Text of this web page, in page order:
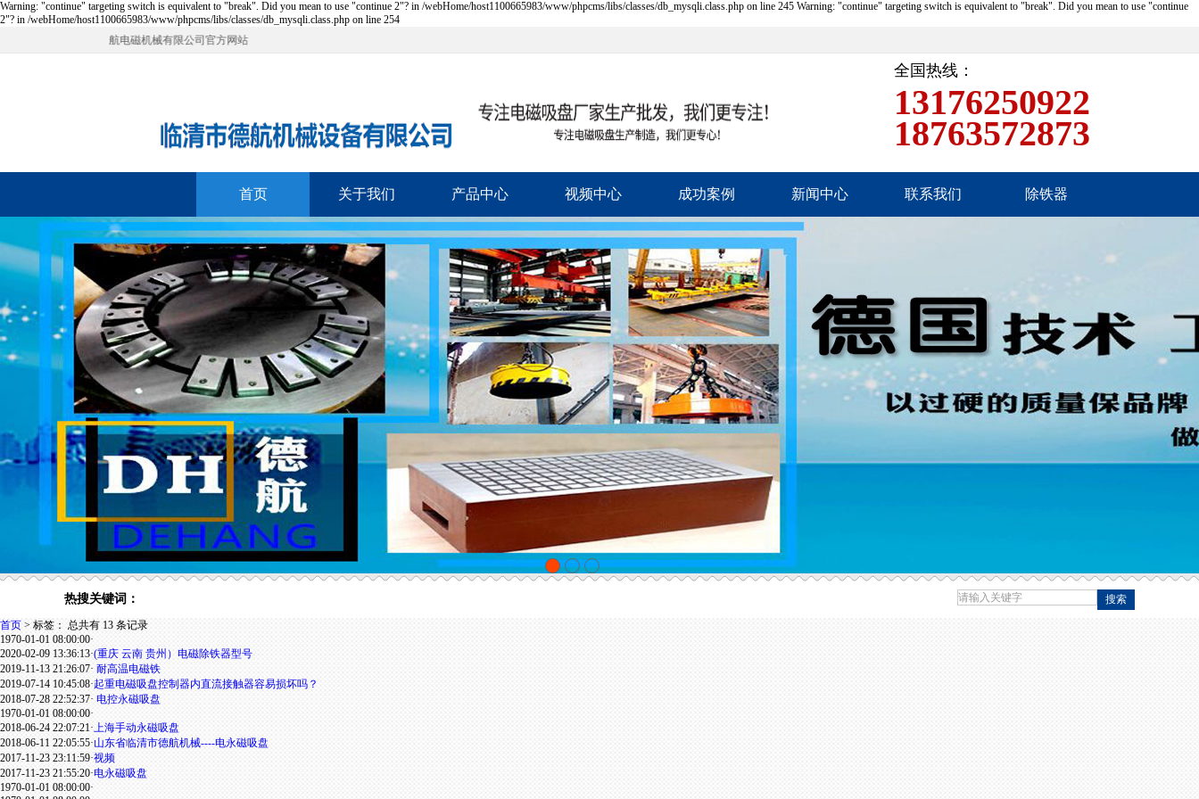
Warning: "continue" targeting switch is equivalent to "break". Did you mean to use "continue 2"? in /webHome/host1100665983/www/phpcms/libs/classes/db_mysqli.class.php on line 245 Warning: "continue" targeting switch is equivalent to "break". Did you mean to use "continue
2"? in /webHome/host1100665983/www/phpcms/libs/classes/db_mysqli.class.php on line 254
欢迎来到德航电磁机械有限公司官方网站
全国热线：
13176250922
18763572873
首页 关于我们 产品中心 视频中心 成功案例 新闻中心 联系我们 除铁器
热搜关键词：
首页 > 标签： 总共有 13 条记录
1970-01-01 08:00:00·
2020-02-09 13:36:13·(重庆 云南 贵州）电磁除铁器型号
2019-11-13 21:26:07· 耐高温电磁铁
2019-07-14 10:45:08·起重电磁吸盘控制器内直流接触器容易损坏吗？
2018-07-28 22:52:37· 电控永磁吸盘
1970-01-01 08:00:00·
2018-06-24 22:07:21·上海手动永磁吸盘
2018-06-11 22:05:55·山东省临清市德航机械----电永磁吸盘
2017-11-23 23:11:59·视频
2017-11-23 21:55:20·电永磁吸盘
1970-01-01 08:00:00·